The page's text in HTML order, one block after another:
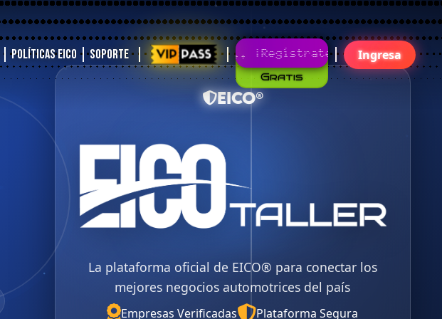
Ingresa
¡Regístrate!¡Únete Ya!
Gratis
Soporte
Políticas EICO
EICO®
La plataforma oficial de EICO® para conectar los
mejores negocios automotrices del país
Empresas Verificadas Plataforma Segura